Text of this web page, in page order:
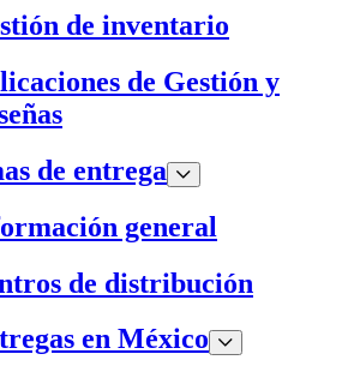
de inventario
de Gestión y
de entrega
general
de distribución
en México